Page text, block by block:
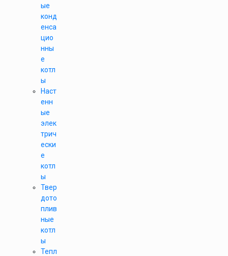
ые
конд
енса
цио
нны
е
котл
ы
Наст
енн
ые
элек
трич
ески
е
котл
ы
Твер
дото
плив
ные
котл
ы
Тепл